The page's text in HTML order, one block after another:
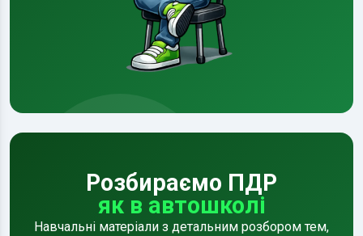
Розбираємо ПДР
як в автошколі
Навчальні матеріали з детальним розбором тем,